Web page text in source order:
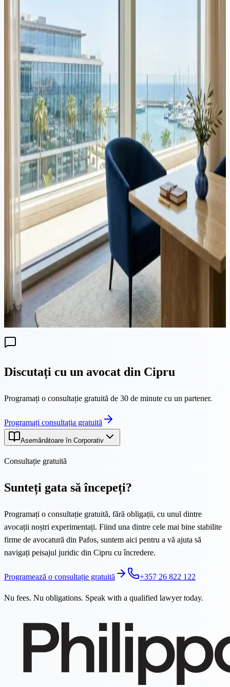
Nu există o singură cea mai bună țară pentru a deschide o companie
în Europa. Răspunsul depinde de modelul dumneavoastră de afaceri,
unde se află clienții dumneavoastră și cât sunteți dispus să cheltuiți
pe conformitate. Acest ghid compară șapte jurisdicții din UE pe baza
factorilor care contează cu adevărat.
Corporativ·11 min citire
Firme de Investiții din Cipru (CIF): Cadru Legal, Licențiere și
Oportunități de Afaceri
Introducere Cipru a devenit o jurisdicție preferată pentru înființarea
firmelor de investiții în cadrul Uniunii Europene. Cu un cadru de
reglementare modern, pe deplin aliniat cu MiFID II, un mediu
competitiv...
Corporativ ·4 min citire
Impozitare Zero pentru Rezidenții Fiscali Greci pe Dividende
din Companii Cipriote
Antreprenorii și investitorii greci care aleg să investească printr-o
companie din Cipru beneficiază de un avantaj fiscal semnificativ.
Datorită Tratatului de Evitare a Dublei Impozitări între Grecia și
Cipru și metodei de credit, dividendele primite de la companiile
cipriote sunt efectiv scutite de impozitare în Grecia.
Discutați cu un avocat din Cipru
Programați o consultație gratuită de 30 de minute cu un partener.
Programați consultația gratuită
Asemănătoare în Corporativ
Consultație gratuită
Sunteți gata să începeți?
Programați o consultație gratuită, fără obligații, cu unul dintre
avocații noștri experimentați. Fiind una dintre cele mai bine stabilite
firme de avocatură din Pafos, suntem aici pentru a vă ajuta să
navigați peisajul juridic din Cipru cu încredere.
Programează o consultație gratuită +357 26 822 122
Nu fees. Nu obligations. Speak with a qualified lawyer today.